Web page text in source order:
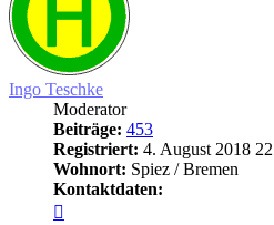
Ingo Teschke
Moderator
Beiträge: 453
Registriert: 4. August 2018
Wohnort: Spiez / Bremen
Kontaktdaten: